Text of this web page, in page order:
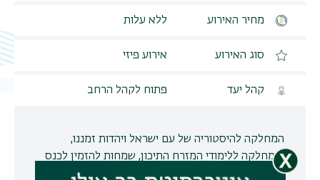
מחיר האירוע ללא עלות
סוג האירוע אירוע פיזי
קהל יעד פתוח לקהל הרחב
המחלקה להיסטוריה של עם ישראל ויהדות זמננו,
והמחלקה ללימודי המזרח התיכון, שמחות להזמין לכנס
'מודיעין תרבות ושפה', בו יושקו הספרים "מודיעין של